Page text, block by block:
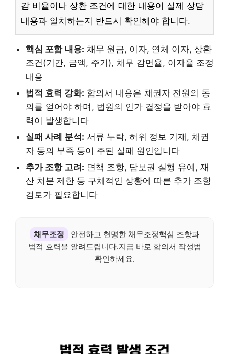
감 비율이나 상환 조건에 대한 내용이 실제 상담
내용과 일치하는지 반드시 확인해야 합니다.
핵심 포함 내용: 채무 원금, 이자, 연체 이자, 상환
조건(기간, 금액, 주기), 채무 감면율, 이자율 조정
내용
법적 효력 강화: 합의서 내용은 채권자 전원의 동
의를 얻어야 하며, 법원의 인가 결정을 받아야 효
력이 발생합니다
실패 사례 분석: 서류 누락, 허위 정보 기재, 채권
자 동의 부족 등이 주된 실패 원인입니다
추가 조항 고려: 면책 조항, 담보권 실행 유예, 재
산 처분 제한 등 구체적인 상황에 따른 추가 조항
검토가 필요합니다
채무조정
안전하고 현명한 채무조정핵심 조항과
법적 효력을 알려드립니다.지금 바로 합의서 작성법
확인하세요.